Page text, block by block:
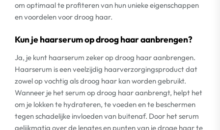
om optimaal te profiteren van hun unieke eigenschappen
en voordelen voor droog haar.
Kun je haarserum op droog haar aanbrengen?
Ja, je kunt haarserum zeker op droog haar aanbrengen.
Haarserum is een veelzijdig haarverzorgingsproduct dat
zowel op vochtig als droog haar kan worden gebruikt.
Wanneer je het serum op droog haar aanbrengt, helpt het
om je lokken te hydrateren, te voeden en te beschermen
tegen schadelijke invloeden van buitenaf. Door het serum
gelijkmatig over de lengtes en punten van je droge haar te